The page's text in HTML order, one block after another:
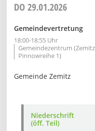
DO 29.01.2026
Gemeindevertretung
18:00-18:55 Uhr
Gemeindezentrum
Pinnowreihe 1)
Gemeinde Zemitz
Niederschrift
(öff. Teil)